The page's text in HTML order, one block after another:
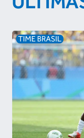
TIME BRASIL